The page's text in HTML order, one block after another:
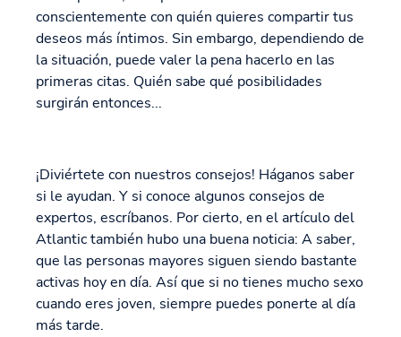
conscientemente con quién quieres compartir tus
deseos más íntimos. Sin embargo, dependiendo de
la situación, puede valer la pena hacerlo en las
primeras citas. Quién sabe qué posibilidades
surgirán entonces...
¡Diviértete con nuestros consejos! Háganos saber
si le ayudan. Y si conoce algunos consejos de
expertos, escríbanos. Por cierto, en el artículo del
Atlantic también hubo una buena noticia: A saber,
que las personas mayores siguen siendo bastante
activas hoy en día. Así que si no tienes mucho sexo
cuando eres joven, siempre puedes ponerte al día
más tarde.